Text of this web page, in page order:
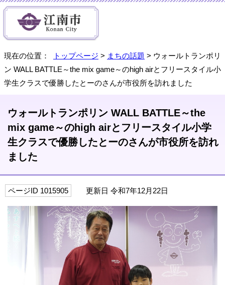
現在の位置： トップページ > まちの話題 > ウォールトランポリ
ン WALL BATTLE～the mix game～のhigh airとフリースタイル小
学生クラスで優勝したとーのさんが市役所を訪れました
ウォールトランポリン WALL BATTLE～the
mix game～のhigh airとフリースタイル小学
生クラスで優勝したとーのさんが市役所を訪れ
ました
ページID 1015905 更新日 令和7年12月22日